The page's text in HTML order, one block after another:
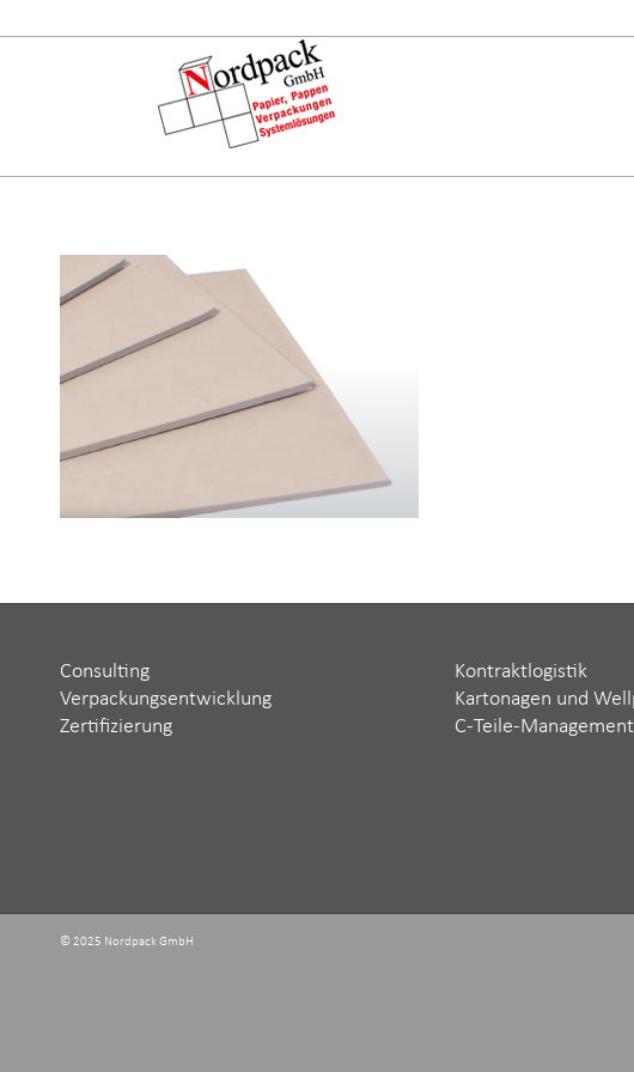
Consulting
Verpackungsentwicklung
Zertifizierung
Kontraktlogistik
Kartonagen und
C-Teile-Management
© 2025 Nordpack GmbH ‬